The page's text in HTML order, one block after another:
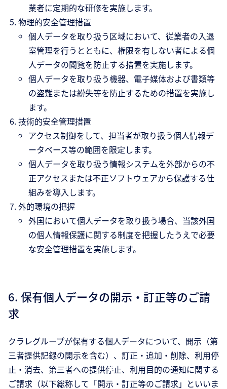
業者に定期的な研修を実施します。
物理的安全管理措置
個人データを取り扱う区域において、従業者の入退
室管理を行うとともに、権限を有しない者による個
人データの閲覧を防止する措置を実施します。
個人データを取り扱う機器、電子媒体および書類等
の盗難または紛失等を防止するための措置を実施し
ます。
技術的安全管理措置
アクセス制御をして、担当者が取り扱う個人情報デ
ータベース等の範囲を限定します。
個人データを取り扱う情報システムを外部からの不
正アクセスまたは不正ソフトウェアから保護する仕
組みを導入します。
外的環境の把握
外国において個人データを取り扱う場合、当該外国
の個人情報保護に関する制度を把握したうえで必要
な安全管理措置を実施します。
6. 保有個人データの開示・訂正等のご請
求
クラレグループが保有する個人データについて、開示（第
三者提供記録の開示を含む）、訂正・追加・削除、利用停
止・消去、第三者への提供停止、利用目的の通知に関する
ご請求（以下総称して「開示・訂正等のご請求」といいま